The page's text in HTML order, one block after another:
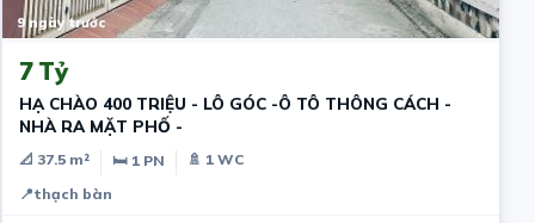
9 ngày trước
7 Tỷ
HẠ CHÀO 400 TRIỆU - LÔ GÓC -Ô TÔ THÔNG CÁCH -
NHÀ RA MẶT PHỐ -
📐 37.5 m² 🛏 1 PN
🚿 1 WC
📍thạch bàn